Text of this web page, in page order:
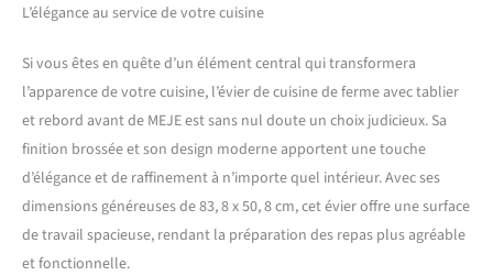
rationalisant tout, de la
nettoyage, en économisant
un précieux espace de
comptoir. [Ce qui est inclus]
: égouttoir à vaisselle
enroulable : égouttoir à
vaisselle en acier inoxydable
avec silicone antidérapant
est parfait pour rincer et
sécher directement au-
L’élégance au service de votre cuisine
Si vous êtes en quête d’un élément central qui transformera
l’apparence de votre cuisine, l’évier de cuisine de ferme avec tablier
et rebord avant de MEJE est sans nul doute un choix judicieux. Sa
finition brossée et son design moderne apportent une touche
d’élégance et de raffinement à n’importe quel intérieur. Avec ses
dimensions généreuses de 83, 8 x 50, 8 cm, cet évier offre une surface
de travail spacieuse, rendant la préparation des repas plus agréable
et fonctionnelle.